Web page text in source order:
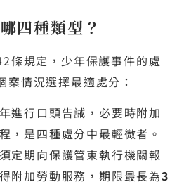
四種類型？
條規定，少年保護事件的處
情況選擇最適處分：
進行口頭告誡，必要時附加
，是四種處分中最輕微者。
定期向保護管束執行機關報
附加勞動服務，期限最長為3